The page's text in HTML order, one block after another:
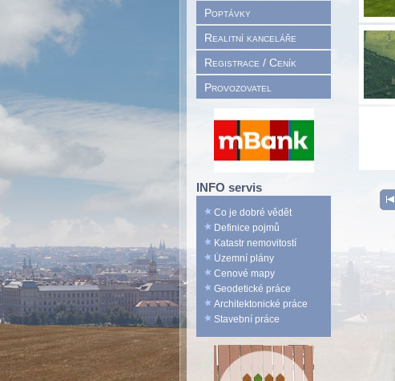
Poptávky
Realitní kanceláře
Registrace / Ceník
Provozovatel
INFO servis
Co je dobré vědět
Definice pojmů
Katastr nemovitostí
Územní plány
Cenové mapy
Geodetické práce
Architektonické práce
Stavební práce